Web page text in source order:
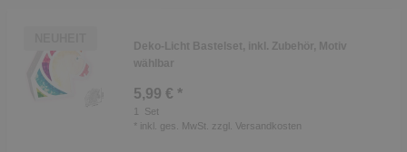
Deko-Licht Bastelset, inkl. Zubehör, Motiv
wählbar
5,99 € *
1
Set
* inkl. ges. MwSt. zzgl. Versandkosten